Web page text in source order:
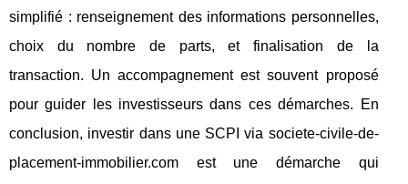
simplifié : renseignement des informations personnelles,
choix du nombre de parts, et finalisation de la
transaction. Un accompagnement est souvent proposé
pour guider les investisseurs dans ces démarches. En
conclusion, investir dans une SCPI via societe-civile-de-
placement-immobilier.com est une démarche qui